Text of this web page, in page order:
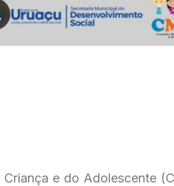
e do Adolescente